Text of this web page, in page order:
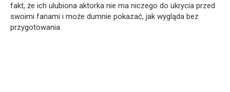
fakt, że ich ulubiona aktorka nie ma niczego do ukrycia przed
swoimi fanami i może dumnie pokazać, jak wygląda bez
przygotowania.